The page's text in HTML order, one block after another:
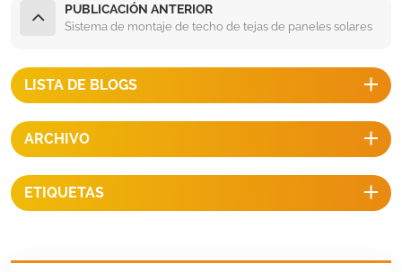
PUBLICACIÓN ANTERIOR
Sistema de montaje de techo de tejas de paneles solares
LISTA DE BLOGS
ARCHIVO
ETIQUETAS